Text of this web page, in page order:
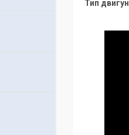
Тип